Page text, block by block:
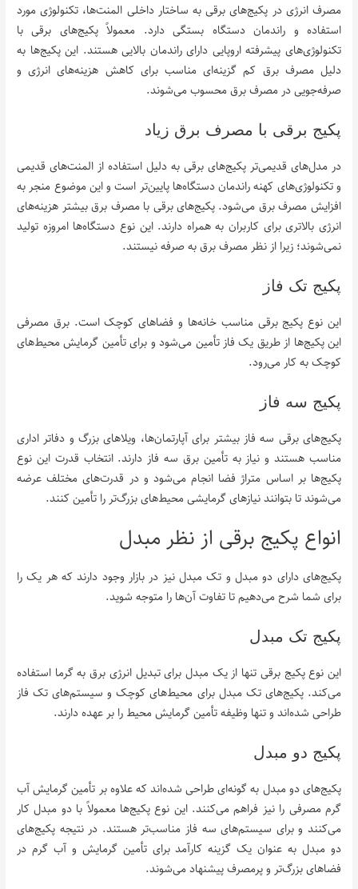
مصرف انرژی در پکیج‌های برقی به ساختار داخلی المنت‌ها، تکنولوژی مورد
استفاده و راندمان دستگاه بستگی دارد. معمولاً پکیج‌های برقی با
تکنولوژی‌های پیشرفته اروپایی دارای راندمان بالایی هستند. این پکیج‌ها به
دلیل مصرف برق کم گزینه‌ای مناسب برای کاهش هزینه‌های انرژی و
صرفه‌جویی در مصرف برق محسوب می‌شوند.
پکیج برقی با مصرف برق زیاد
در مدل‌های قدیمی‌تر پکیج‌های برقی به دلیل استفاده از المنت‌های قدیمی
و تکنولوژی‌های کهنه راندمان دستگاه‌ها پایین‌تر است و این موضوع منجر به
افزایش مصرف برق می‌شود. پکیج‌های برقی با مصرف برق بیشتر هزینه‌های
انرژی بالاتری برای کاربران به همراه دارند. این نوع دستگاه‌ها امروزه تولید
نمی‌شوند؛ زیرا از نظر مصرف برق به صرفه نیستند.
پکیج تک فاز
این نوع پکیج برقی مناسب خانه‌ها و فضاهای کوچک است. برق مصرفی
این پکیج‌ها از طریق یک فاز تأمین می‌شود و برای تأمین گرمایش محیط‌های
کوچک به کار می‌رود.
پکیج سه فاز
پکیج‌های برقی سه فاز بیشتر برای آپارتمان‌ها، ویلاهای بزرگ و دفاتر اداری
مناسب هستند و نیاز به تأمین برق سه فاز دارند. انتخاب قدرت این نوع
پکیج‌ها بر اساس متراژ فضا انجام می‌شود و در قدرت‌های مختلف عرضه
می‌شوند تا بتوانند نیازهای گرمایشی محیط‌های بزرگ‌تر را تأمین کنند.
انواع پکیج برقی از نظر مبدل
پکیج‌های دارای دو مبدل و تک مبدل نیز در بازار وجود دارند که هر یک را
برای شما شرح می‌دهیم تا تفاوت آن‌ها را متوجه شوید.
پکیج تک مبدل
این نوع پکیج برقی تنها از یک مبدل برای تبدیل انرژی برق به گرما استفاده
می‌کند. پکیج‌های تک مبدل برای محیط‌های کوچک و سیستم‌های تک فاز
طراحی شده‌اند و تنها وظیفه تأمین گرمایش محیط را بر عهده دارند.
پکیج دو مبدل
پکیج‌های دو مبدل به گونه‌ای طراحی شده‌اند که علاوه بر تأمین گرمایش آب
گرم مصرفی را نیز فراهم می‌کنند. این نوع پکیج‌ها معمولاً با دو مبدل کار
می‌کنند و برای سیستم‌های سه فاز مناسب‌تر هستند. در نتیجه پکیج‌های
دو مبدل به عنوان یک گزینه کارآمد برای تأمین گرمایش و آب گرم در
فضاهای بزرگ‌تر و پرمصرف پیشنهاد می‌شوند.